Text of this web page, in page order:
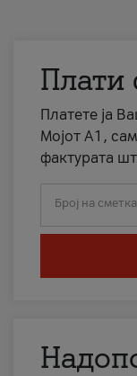
Плати
Платете ја
Мојот А1,
фактурата
Број на сметка